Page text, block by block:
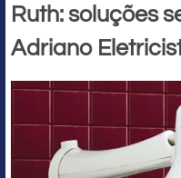
Ruth: soluções
Adriano